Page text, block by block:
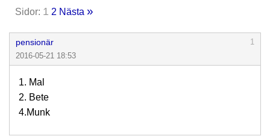
Sidor: 1 2 Nästa »
pensionär
1
2016-05-21 18:53
1. Mal
2. Bete
4.Munk